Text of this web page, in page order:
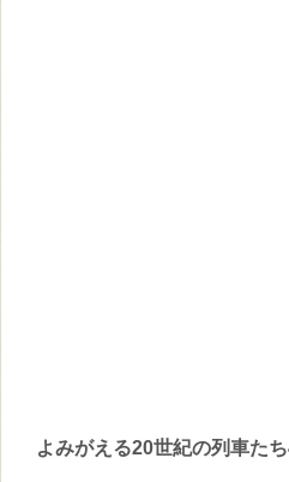
よみがえる20世紀の列車た